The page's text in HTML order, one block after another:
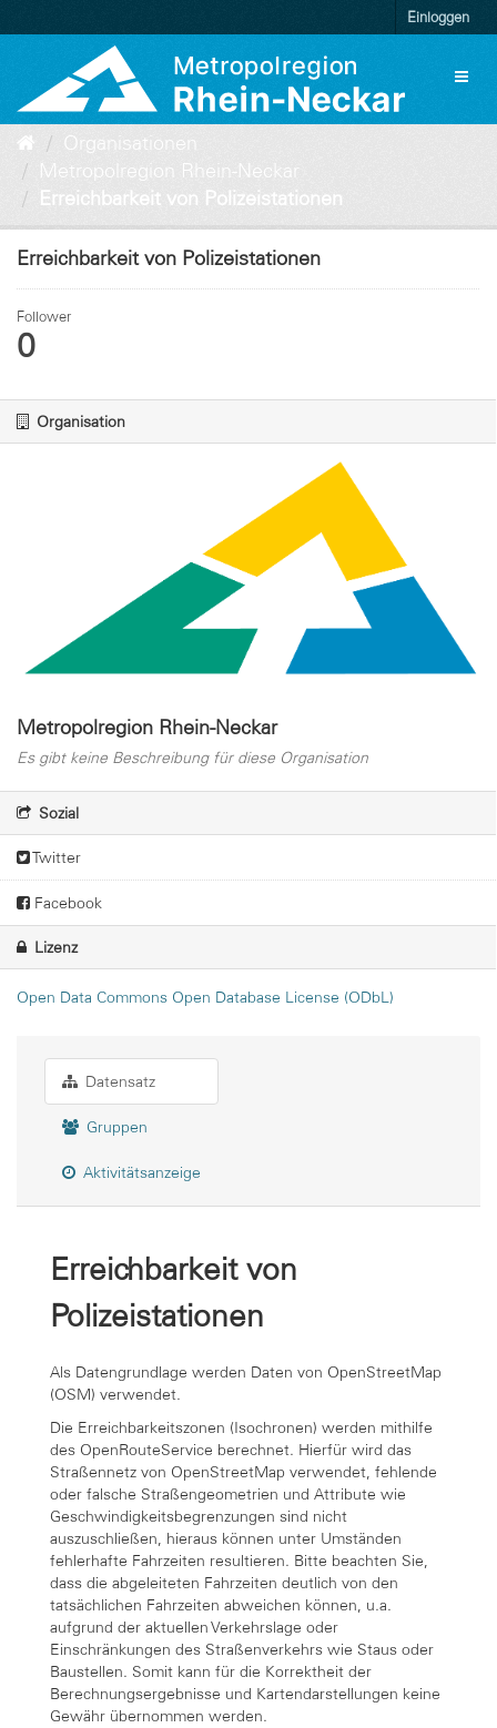
zum
Einloggen
Organisationen
Metropolregion Rhein-Neckar
Erreichbarkeit von Polizeistationen
Erreichbarkeit von Polizeistationen
Follower
0
Organisation
Metropolregion Rhein-Neckar
Es gibt keine Beschreibung für diese Organisation
Sozial
Twitter
Facebook
Lizenz
Open Data Commons Open Database License (ODbL)
Datensatz
Gruppen
Aktivitätsanzeige
Erreichbarkeit von
Polizeistationen
Als Datengrundlage werden Daten von OpenStreetMap
(OSM) verwendet.
Die Erreichbarkeitszonen (Isochronen) werden mithilfe
des OpenRouteService berechnet. Hierfür wird das
Straßennetz von OpenStreetMap verwendet, fehlende
oder falsche Straßengeometrien und Attribute wie
Geschwindigkeitsbegrenzungen sind nicht
auszuschließen, hieraus können unter Umständen
fehlerhafte Fahrzeiten resultieren. Bitte beachten Sie,
dass die abgeleiteten Fahrzeiten deutlich von den
tatsächlichen Fahrzeiten abweichen können, u.a.
aufgrund der aktuellen Verkehrslage oder
Einschränkungen des Straßenverkehrs wie Staus oder
Baustellen. Somit kann für die Korrektheit der
Berechnungsergebnisse und Kartendarstellungen keine
Gewähr übernommen werden.